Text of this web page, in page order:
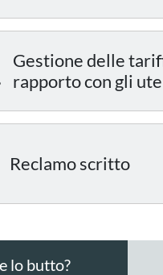
Gestione delle
rapporto con gli
Reclamo scritto
lo butto?